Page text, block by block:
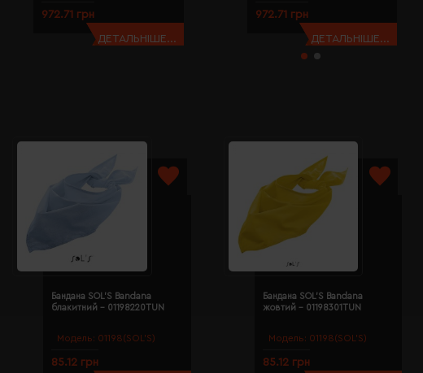
972.71 грн
ДЕТАЛЬНІШЕ...
972.71 грн
ДЕТАЛЬНІШЕ...
Модель: 01198(SOL’S)
Бандана SOL'S Bandana
блакитний - 01198220TUN
85.12 грн
Модель: 01198(SOL’S)
Бандана SOL'S Bandana
жовтий - 01198301TUN
85.12 грн